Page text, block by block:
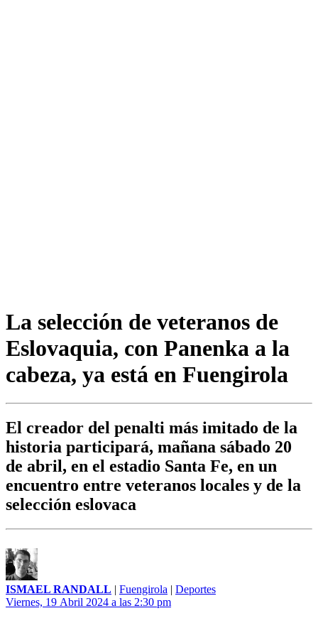
La selección de veteranos de
Eslovaquia, con Panenka a la
cabeza, ya está en Fuengirola
El creador del penalti más imitado de la
historia participará, mañana sábado 20
de abril, en el estadio Santa Fe, en un
encuentro entre veteranos locales y de la
selección eslovaca
ISMAEL RANDALL | Fuengirola | Deportes
Viernes, 19 Abril 2024 a las 2:30 pm